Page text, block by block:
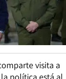
visita a